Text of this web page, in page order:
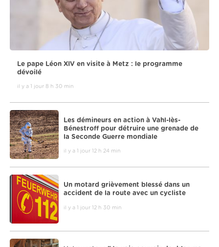
Le pape Léon XIV en visite à Metz : le programme
dévoilé
il y a 1 jour 8 h 30 min
Les démineurs en action à Vahl-lès-
Bénestroff pour détruire une grenade de
la Seconde Guerre mondiale
il y a 1 jour 12 h 24 min
Un motard grièvement blessé dans un
accident de la route avec un cycliste
il y a 1 jour 12 h 30 min